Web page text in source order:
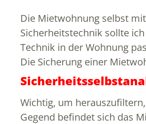
Die Mietwohnung selbst
Sicherheitstechnik sollte
Technik in der Wohnung
Die Sicherung einer
Wichtig, um
Gegend befindet sich das